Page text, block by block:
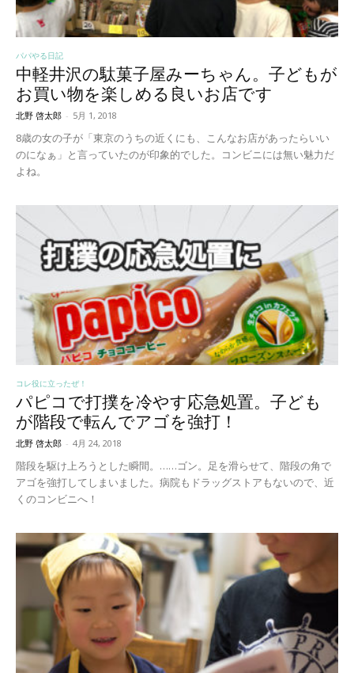
パパやる日記
中軽井沢の駄菓子屋みーちゃん。子どもが
お買い物を楽しめる良いお店です
北野 啓太郎 - 5月 1, 2018
8歳の女の子が「東京のうちの近くにも、こんなお店があったらいい
のになぁ」と言っていたのが印象的でした。コンビニには無い魅力だ
よね。
コレ役に立ったぜ！
パピコで打撲を冷やす応急処置。子ども
が階段で転んでアゴを強打！
北野 啓太郎 - 4月 24, 2018
階段を駆け上ろうとした瞬間。……ゴン。足を滑らせて、階段の角で
アゴを強打してしまいました。病院もドラッグストアもないので、近
くのコンビニへ！